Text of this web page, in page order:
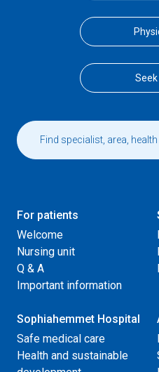
For patients
Welcome
Nursing unit
Q & A
Important information
Sophiahemmet Hospital
Safe medical care
Health and sustainable